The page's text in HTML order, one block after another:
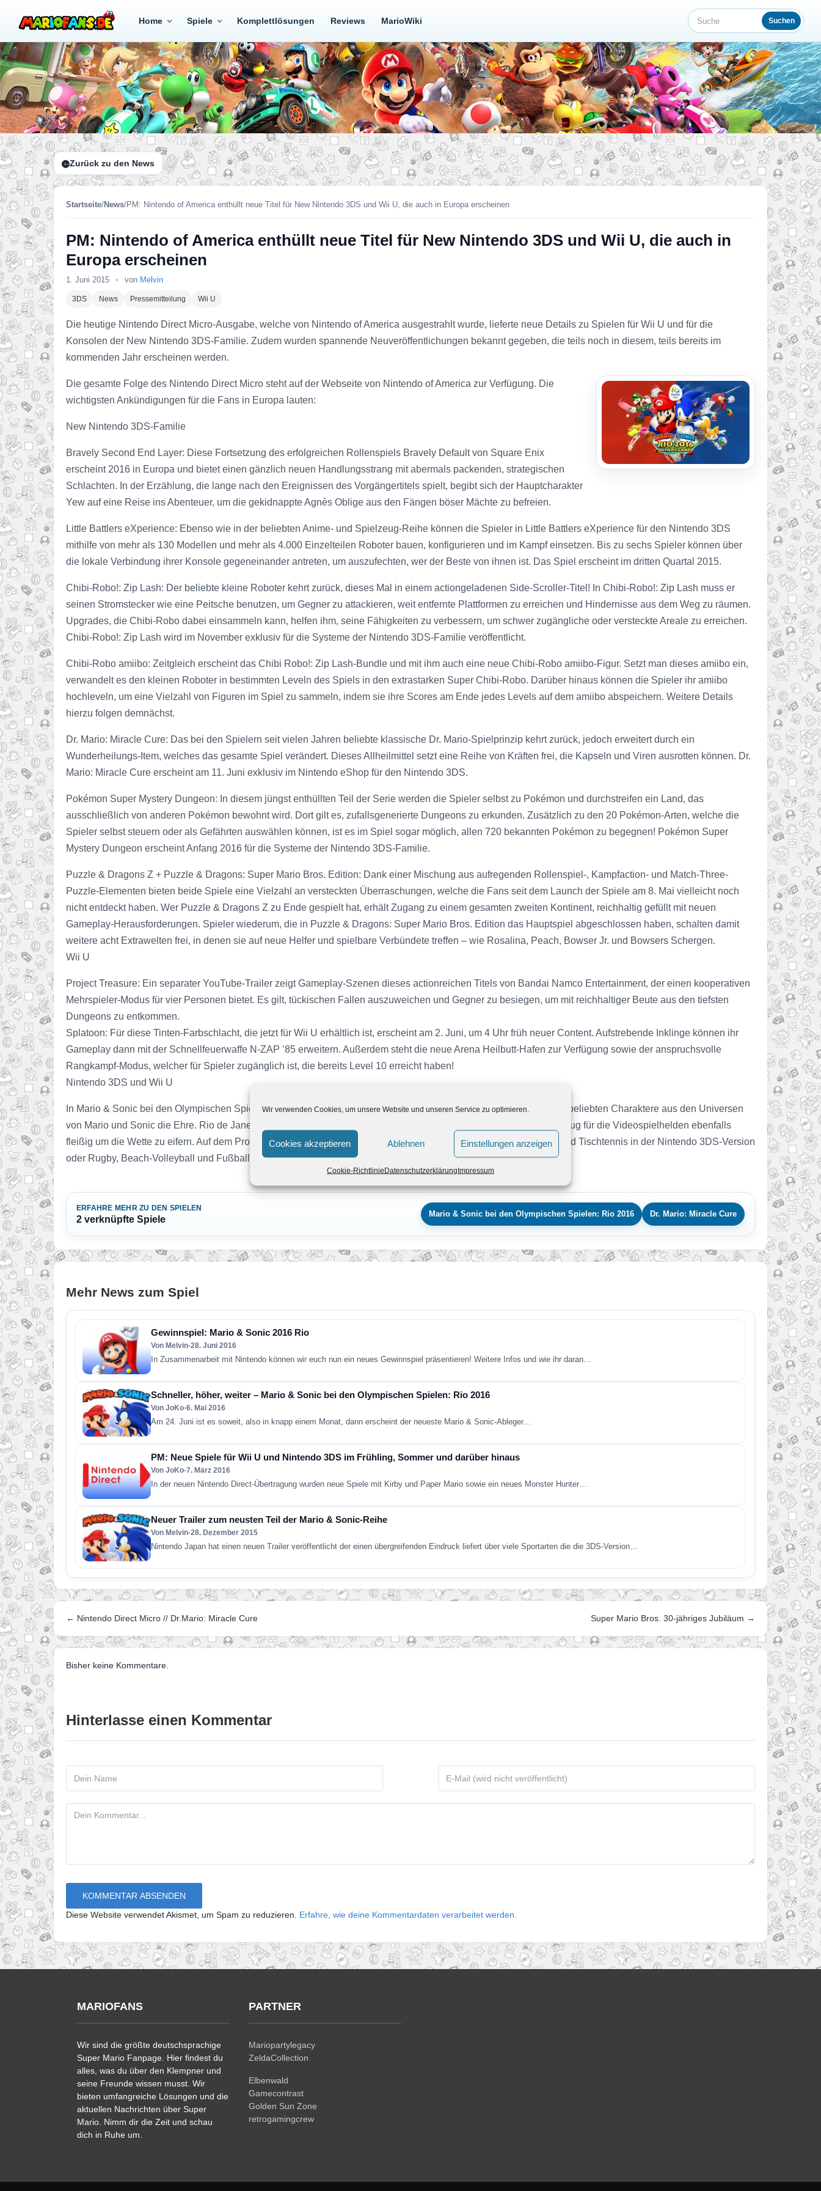
Wir verwenden Cookies, um unsere Website und unseren Service zu optimieren.
Cookies akzeptieren Ablehnen Einstellungen anzeigen
Cookie-RichtlinieDatenschutzerklärungImpressum
Home Spiele Komplettlösungen Reviews MarioWiki Suche Suchen
Zurück zu den News
Startseite/News/PM: Nintendo of America enthüllt neue Titel für New Nintendo 3DS und Wii U, die auch in Europa erscheinen
PM: Nintendo of America enthüllt neue Titel für New Nintendo 3DS und Wii U, die auch in
Europa erscheinen
1. Juni 2015 • von Melvin
3DS News Pressemitteilung Wii U
Die heutige Nintendo Direct Micro-Ausgabe, welche von Nintendo of America ausgestrahlt wurde, lieferte neue Details zu Spielen für Wii U und für die
Konsolen der New Nintendo 3DS-Familie. Zudem wurden spannende Neuveröffentlichungen bekannt gegeben, die teils noch in diesem, teils bereits im
kommenden Jahr erscheinen werden.
Die gesamte Folge des Nintendo Direct Micro steht auf der Webseite von Nintendo of America zur Verfügung. Die
wichtigsten Ankündigungen für die Fans in Europa lauten:
New Nintendo 3DS-Familie
Bravely Second End Layer: Diese Fortsetzung des erfolgreichen Rollenspiels Bravely Default von Square Enix
erscheint 2016 in Europa und bietet einen gänzlich neuen Handlungsstrang mit abermals packenden, strategischen
Schlachten. In der Erzählung, die lange nach den Ereignissen des Vorgängertitels spielt, begibt sich der Hauptcharakter
Yew auf eine Reise ins Abenteuer, um die gekidnappte Agnès Oblige aus den Fängen böser Mächte zu befreien.
Little Battlers eXperience: Ebenso wie in der beliebten Anime- und Spielzeug-Reihe können die Spieler in Little Battlers eXperience für den Nintendo 3DS
mithilfe von mehr als 130 Modellen und mehr als 4.000 Einzelteilen Roboter bauen, konfigurieren und im Kampf einsetzen. Bis zu sechs Spieler können über
die lokale Verbindung ihrer Konsole gegeneinander antreten, um auszufechten, wer der Beste von ihnen ist. Das Spiel erscheint im dritten Quartal 2015.
Chibi-Robo!: Zip Lash: Der beliebte kleine Roboter kehrt zurück, dieses Mal in einem actiongeladenen Side-Scroller-Titel! In Chibi-Robo!: Zip Lash muss er
seinen Stromstecker wie eine Peitsche benutzen, um Gegner zu attackieren, weit entfernte Plattformen zu erreichen und Hindernisse aus dem Weg zu räumen.
Upgrades, die Chibi-Robo dabei einsammeln kann, helfen ihm, seine Fähigkeiten zu verbessern, um schwer zugängliche oder versteckte Areale zu erreichen.
Chibi-Robo!: Zip Lash wird im November exklusiv für die Systeme der Nintendo 3DS-Familie veröffentlicht.
Chibi-Robo amiibo: Zeitgleich erscheint das Chibi Robo!: Zip Lash-Bundle und mit ihm auch eine neue Chibi-Robo amiibo-Figur. Setzt man dieses amiibo ein,
verwandelt es den kleinen Roboter in bestimmten Leveln des Spiels in den extrastarken Super Chibi-Robo. Darüber hinaus können die Spieler ihr amiibo
hochleveln, um eine Vielzahl von Figuren im Spiel zu sammeln, indem sie ihre Scores am Ende jedes Levels auf dem amiibo abspeichern. Weitere Details
hierzu folgen demnächst.
Dr. Mario: Miracle Cure: Das bei den Spielern seit vielen Jahren beliebte klassische Dr. Mario-Spielprinzip kehrt zurück, jedoch erweitert durch ein
Wunderheilungs-Item, welches das gesamte Spiel verändert. Dieses Allheilmittel setzt eine Reihe von Kräften frei, die Kapseln und Viren ausrotten können. Dr.
Mario: Miracle Cure erscheint am 11. Juni exklusiv im Nintendo eShop für den Nintendo 3DS.
Pokémon Super Mystery Dungeon: In diesem jüngst enthüllten Teil der Serie werden die Spieler selbst zu Pokémon und durchstreifen ein Land, das
ausschließlich von anderen Pokémon bewohnt wird. Dort gilt es, zufallsgenerierte Dungeons zu erkunden. Zusätzlich zu den 20 Pokémon-Arten, welche die
Spieler selbst steuern oder als Gefährten auswählen können, ist es im Spiel sogar möglich, allen 720 bekannten Pokémon zu begegnen! Pokémon Super
Mystery Dungeon erscheint Anfang 2016 für die Systeme der Nintendo 3DS-Familie.
Puzzle & Dragons Z + Puzzle & Dragons: Super Mario Bros. Edition: Dank einer Mischung aus aufregenden Rollenspiel-, Kampfaction- und Match-Three-
Puzzle-Elementen bieten beide Spiele eine Vielzahl an versteckten Überraschungen, welche die Fans seit dem Launch der Spiele am 8. Mai vielleicht noch
nicht entdeckt haben. Wer Puzzle & Dragons Z zu Ende gespielt hat, erhält Zugang zu einem gesamten zweiten Kontinent, reichhaltig gefüllt mit neuen
Gameplay-Herausforderungen. Spieler wiederum, die in Puzzle & Dragons: Super Mario Bros. Edition das Hauptspiel abgeschlossen haben, schalten damit
weitere acht Extrawelten frei, in denen sie auf neue Helfer und spielbare Verbündete treffen – wie Rosalina, Peach, Bowser Jr. und Bowsers Schergen.
Wii U
Project Treasure: Ein separater YouTube-Trailer zeigt Gameplay-Szenen dieses actionreichen Titels von Bandai Namco Entertainment, der einen kooperativen
Mehrspieler-Modus für vier Personen bietet. Es gilt, tückischen Fallen auszuweichen und Gegner zu besiegen, um mit reichhaltiger Beute aus den tiefsten
Dungeons zu entkommen.
Splatoon: Für diese Tinten-Farbschlacht, die jetzt für Wii U erhältlich ist, erscheint am 2. Juni, um 4 Uhr früh neuer Content. Aufstrebende Inklinge können ihr
Gameplay dann mit der Schnellfeuerwaffe N-ZAP ’85 erweitern. Außerdem steht die neue Arena Heilbutt-Hafen zur Verfügung sowie der anspruchsvolle
Rangkampf-Modus, welcher für Spieler zugänglich ist, die bereits Level 10 erreicht haben!
Nintendo 3DS und Wii U
In Mario & Sonic bei den Olympischen Spielen: Rio 2016 für die Nintendo 3DS-Familie und für Wii U geben sich die beliebten Charaktere aus den Universen
von Mario und Sonic die Ehre. Rio de Janeiro ist im August 2016 Gastgeberstadt der Olympischen Spiele. Grund genug für die Videospielhelden ebenfalls
fleißig um die Wette zu eifern. Auf dem Programm stehen dabei unter anderem olympische Sportarten wie Fußball und Tischtennis in der Nintendo 3DS-Version
oder Rugby, Beach-Volleyball und Fußball in der Wii U-Version. Weitere Details zu beiden Spielen folgen.
ERFAHRE MEHR ZU DEN SPIELEN
2 verknüpfte Spiele
Mario & Sonic bei den Olympischen Spielen: Rio 2016 Dr. Mario: Miracle Cure
Mehr News zum Spiel
Gewinnspiel: Mario & Sonic 2016 Rio
Von Melvin•28. Juni 2016
In Zusammenarbeit mit Nintendo können wir euch nun ein neues Gewinnspiel präsentieren! Weitere Infos und wie ihr daran…
Schneller, höher, weiter – Mario & Sonic bei den Olympischen Spielen: Rio 2016
Von JoKo•6. Mai 2016
Am 24. Juni ist es soweit, also in knapp einem Monat, dann erscheint der neueste Mario & Sonic-Ableger…
PM: Neue Spiele für Wii U und Nintendo 3DS im Frühling, Sommer und darüber hinaus
Von JoKo•7. März 2016
In der neuen Nintendo Direct-Übertragung wurden neue Spiele mit Kirby und Paper Mario sowie ein neues Monster Hunter…
Neuer Trailer zum neusten Teil der Mario & Sonic-Reihe
Von Melvin•28. Dezember 2015
Nintendo Japan hat einen neuen Trailer veröffentlicht der einen übergreifenden Eindruck liefert über viele Sportarten die die 3DS-Version…
← Nintendo Direct Micro // Dr.Mario: Miracle Cure Super Mario Bros. 30-jähriges Jubiläum →
Bisher keine Kommentare.
Hinterlasse einen Kommentar
Diese Website verwendet Akismet, um Spam zu reduzieren. Erfahre, wie deine Kommentardaten verarbeitet werden.
MARIOFANS
Wir sind die größte deutschsprachige
Super Mario Fanpage. Hier findest du
alles, was du über den Klempner und
seine Freunde wissen musst. Wir
bieten umfangreiche Lösungen und die
aktuellen Nachrichten über Super
Mario. Nimm dir die Zeit und schau
dich in Ruhe um.
PARTNER
Mariopartylegacy
ZeldaCollection
Elbenwald
Gamecontrast
Golden Sun Zone
retrogamingcrew